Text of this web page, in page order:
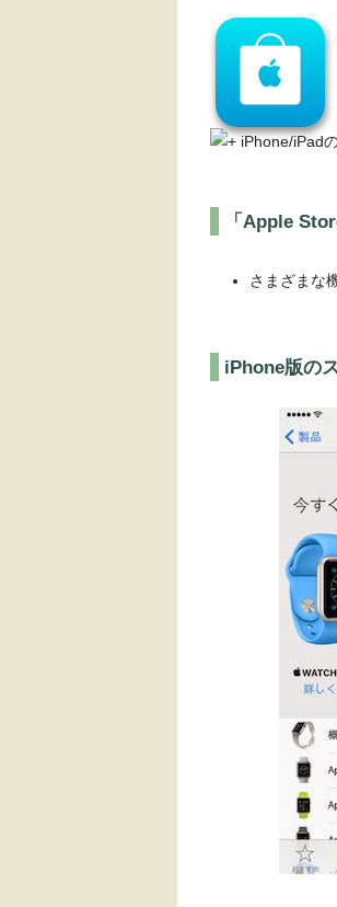
iPhone/iPad
「Apple
さまざまな
iPhone版の